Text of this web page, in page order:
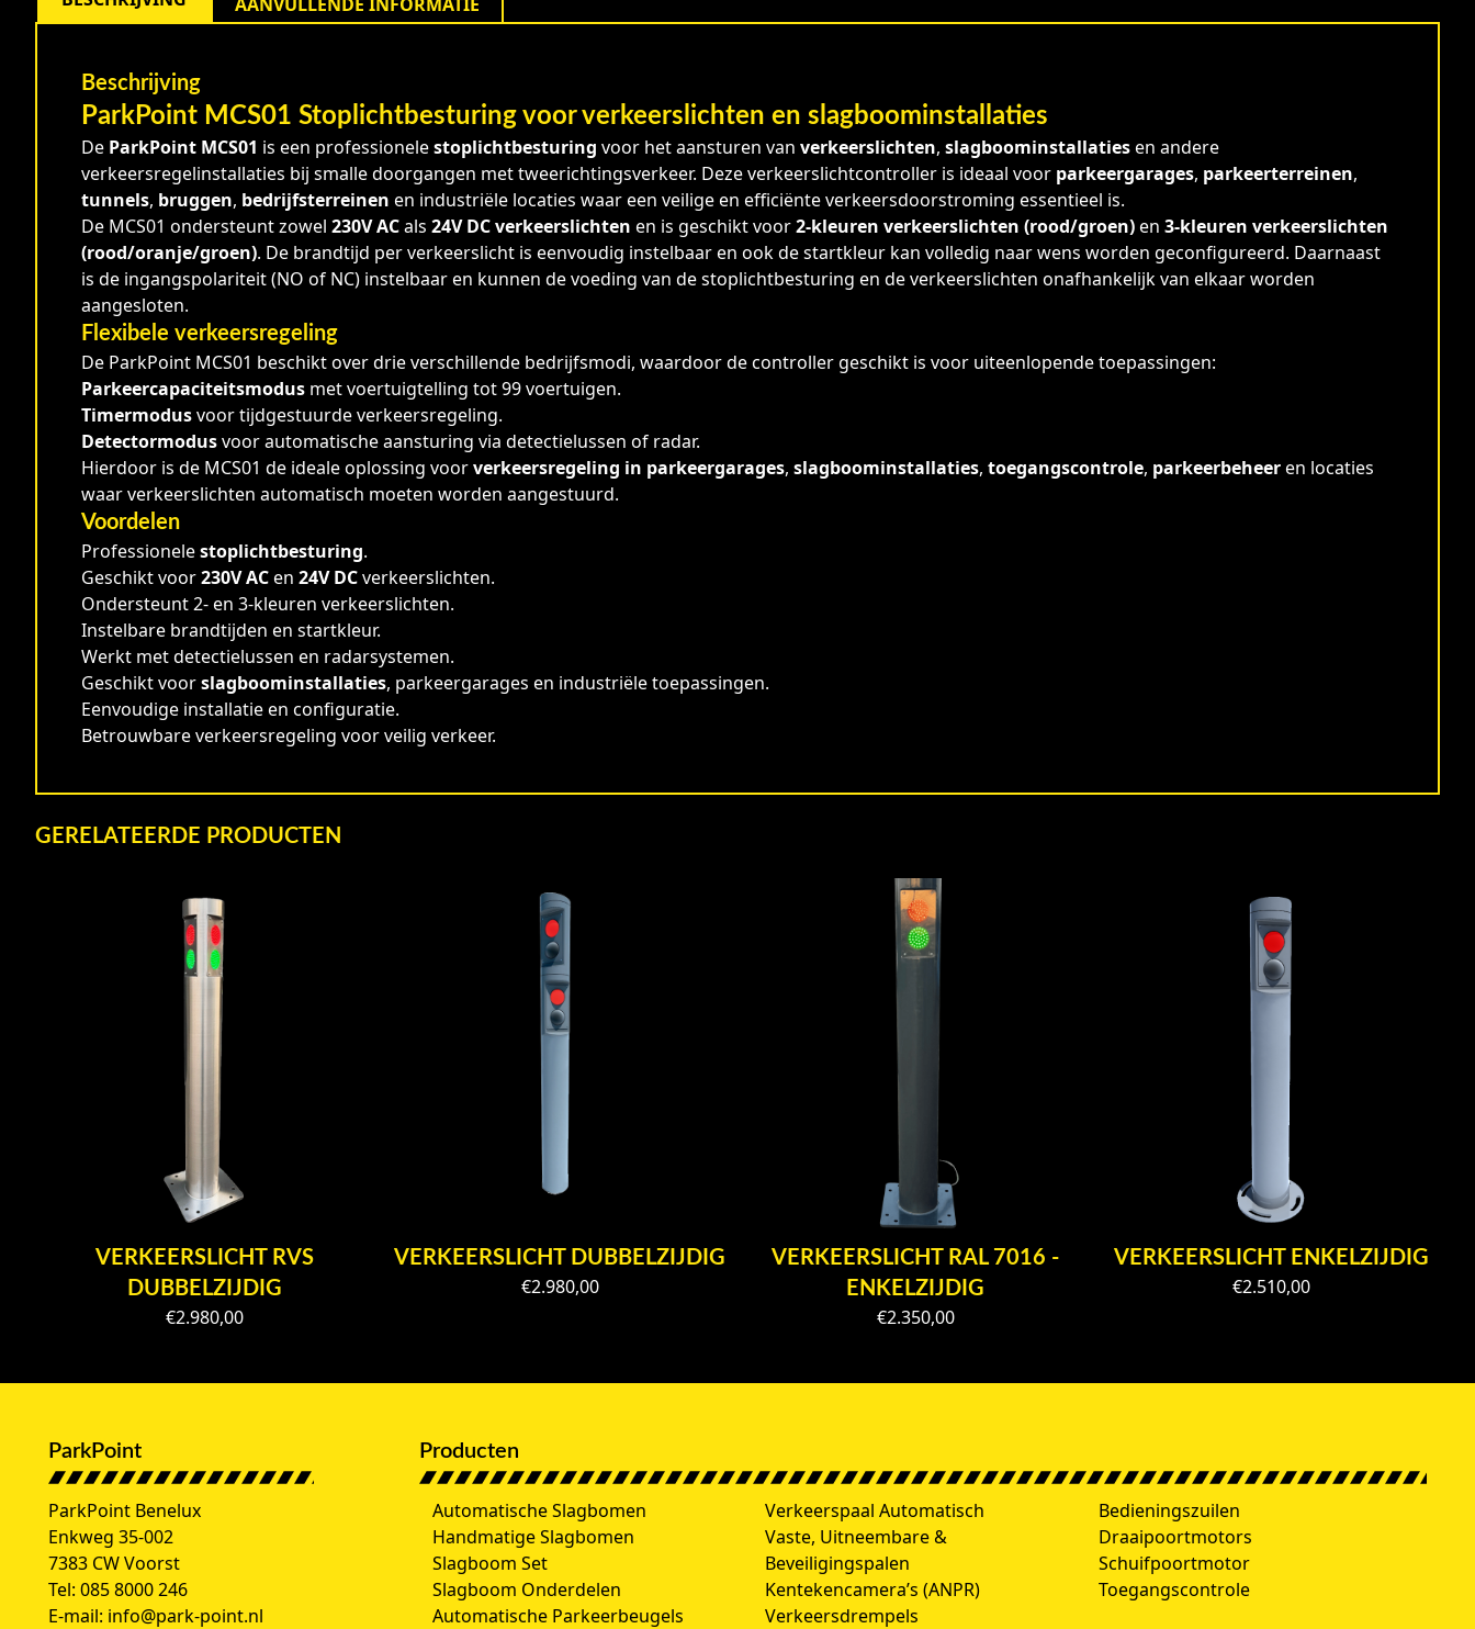
Beschrijving
ParkPoint MCS01 Stoplichtbesturing voor verkeerslichten en slagboominstallaties
De ParkPoint MCS01 is een professionelestoplichtbesturing voor het aansturen van verkeerslichten, slagboominstallatiesen andere
verkeersregelinstallaties bij smalle doorgangen met tweerichtingsverkeer. Deze verkeerslichtcontroller is ideaal voor parkeergarages, parkeerterreinen,
tunnels, bruggen, bedrijfsterreinen en industriële locaties waar een veilige en efficiënte verkeersdoorstroming essentieel is.
De MCS01 ondersteunt zowel 230V ACals 24V DC verkeerslichten en is geschikt voor2-kleuren verkeerslichten (rood/groen)en 3-kleuren verkeerslichten
(rood/oranje/groen). De brandtijd per verkeerslicht is eenvoudig instelbaar en ook de startkleur kan volledig naar wens worden geconfigureerd. Daarnaast
is de ingangspolariteit (NO of NC) instelbaar en kunnen de voeding van de stoplichtbesturing en de verkeerslichten onafhankelijk van elkaar worden
aangesloten.
Flexibele verkeersregeling
De ParkPoint MCS01 beschikt over drie verschillende bedrijfsmodi, waardoor de controller geschikt is voor uiteenlopende toepassingen:
Parkeercapaciteitsmodus met voertuigtelling tot 99 voertuigen.
Timermodusvoor tijdgestuurde verkeersregeling.
Detectormodusvoor automatische aansturing via detectielussen of radar.
Hierdoor is de MCS01 de ideale oplossing voorverkeersregeling in parkeergarages, slagboominstallaties, toegangscontrole, parkeerbeheeren locaties
waar verkeerslichten automatisch moeten worden aangestuurd.
Voordelen
Professionelestoplichtbesturing.
Geschikt voor230V ACen 24V DCverkeerslichten.
Ondersteunt 2- en 3-kleuren verkeerslichten.
Instelbare brandtijden en startkleur.
Werkt met detectielussen en radarsystemen.
Geschikt voorslagboominstallaties, parkeergarages en industriële toepassingen.
Eenvoudige installatie en configuratie.
Betrouwbare verkeersregeling voor veilig verkeer.
GERELATEERDE PRODUCTEN
VERKEERSLICHT RVS
DUBBELZIJDIG
€2.980,00
VERKEERSLICHT DUBBELZIJDIG
€2.980,00
VERKEERSLICHT RAL 7016 -
ENKELZIJDIG
€2.350,00
VERKEERSLICHT ENKELZIJDIG
€2.510,00
ParkPoint
ParkPoint Benelux
Enkweg 35-002
7383 CW Voorst
Tel: 085 8000 246
E-mail: info@park-point.nl
Producten
Automatische Slagbomen
Handmatige Slagbomen
Slagboom Set
Slagboom Onderdelen
Automatische Parkeerbeugels
Verkeerspaal Automatisch
Vaste, Uitneembare &
Beveiligingspalen
Kentekencamera’s (ANPR)
Verkeersdrempels
Bedieningszuilen
Draaipoortmotors
Schuifpoortmotor
Toegangscontrole